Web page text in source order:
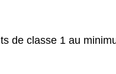
de classe 1 au